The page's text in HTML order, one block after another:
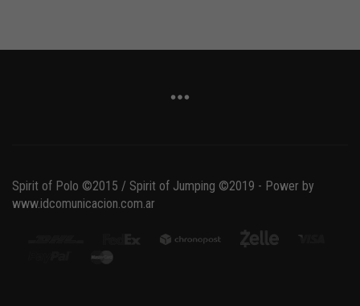
Spirit of Polo ©2015 / Spirit of Jumping ©2019 - Power by
www.idcomunicacion.com.ar